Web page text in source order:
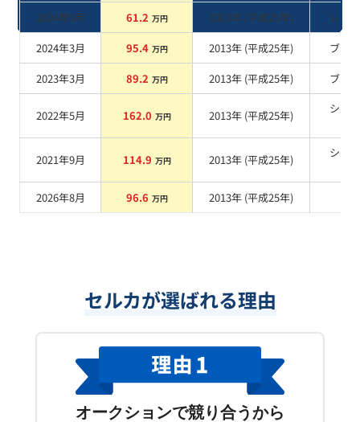
2024年9月
61.2 万円 2013年 (平成25年)
レッド
2024年3月
95.4 万円 2013年 (平成25年)
ブルー
2023年3月
89.2 万円 2013年 (平成25年) ブルー
2022年5月 162.0 万円 2013年 (平成25年)
シル
2021年9月 114.9 万円 2013年 (平成25年)
シル
2026年8月
96.6 万円 2013年 (平成25年)
セルカが選ばれる理由
オークションで競り合うから